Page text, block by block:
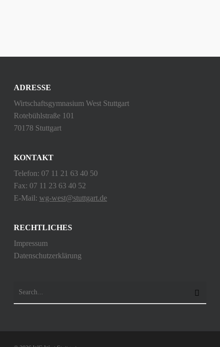
ADRESSE
Wirtschaftsgymnasium West Stuttgart
Rotebühlstraße 101
70178 Stuttgart
KONTAKT
Telefon: 07 11 21 63 40 50
Fax: 07 11 23 63 40 52
E-Mail: wg-west@stuttgart.de
RECHTLICHES
Impressum
Datenschutzerklärung